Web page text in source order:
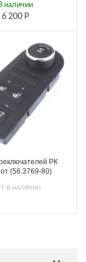
6 200 Р
наличии
РК
(56.3769-80)
в наличии